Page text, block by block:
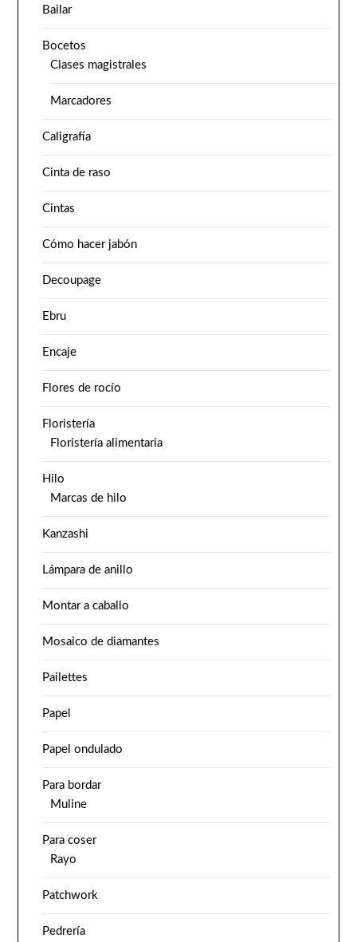
Bailar
Bocetos
Clases magistrales
Marcadores
Caligrafía
Cinta de raso
Cintas
Cómo hacer jabón
Decoupage
Ebru
Encaje
Flores de rocío
Floristería
Floristería alimentaria
Hilo
Marcas de hilo
Kanzashi
Lámpara de anillo
Montar a caballo
Mosaico de diamantes
Pailettes
Papel
Papel ondulado
Para bordar
Muline
Para coser
Rayo
Patchwork
Pedrería